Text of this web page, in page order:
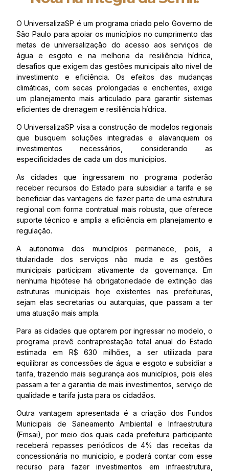
O UniversalizaSP é um programa criado pelo Governo de
São Paulo para apoiar os municípios no cumprimento das
metas de universalização do acesso aos serviços de
água e esgoto e na melhoria da resiliência hídrica,
desafios que exigem das gestões municipais alto nível de
investimento e eficiência. Os efeitos das mudanças
climáticas, com secas prolongadas e enchentes, exige
um planejamento mais articulado para garantir sistemas
eficientes de drenagem e resiliência hídrica.
O UniversalizaSP visa a construção de modelos regionais
que busquem soluções integradas e alavanquem os
investimentos necessários, considerando as
especificidades de cada um dos municípios.
As cidades que ingressarem no programa poderão
receber recursos do Estado para subsidiar a tarifa e se
beneficiar das vantagens de fazer parte de uma estrutura
regional com forma contratual mais robusta, que oferece
suporte técnico e amplia a eficiência em planejamento e
regulação.
A autonomia dos municípios permanece, pois, a
titularidade dos serviços não muda e as gestões
municipais participam ativamente da governança. Em
nenhuma hipótese há obrigatoriedade de extinção das
estruturas municipais hoje existentes nas prefeituras,
sejam elas secretarias ou autarquias, que passam a ter
uma atuação mais ampla.
Para as cidades que optarem por ingressar no modelo, o
programa prevê contraprestação total anual do Estado
estimada em R$ 630 milhões, a ser utilizada para
equilibrar as concessões de água e esgoto e subsidiar a
tarifa, trazendo mais segurança aos municípios, pois eles
passam a ter a garantia de mais investimentos, serviço de
qualidade e tarifa justa para os cidadãos.
Outra vantagem apresentada é a criação dos Fundos
Municipais de Saneamento Ambiental e Infraestrutura
(Fmsai), por meio dos quais cada prefeitura participante
receberá repasses periódicos de 4% das receitas da
concessionária no município, e poderá contar com esse
recurso para fazer investimentos em infraestrutura,